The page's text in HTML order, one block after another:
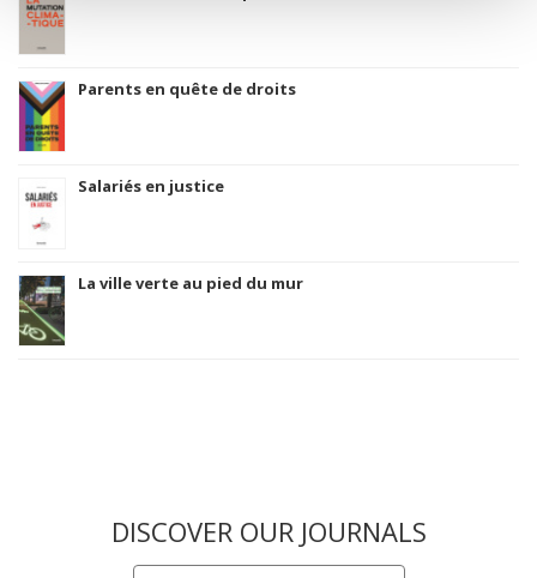
Parents en quête de droits
Salariés en justice
La ville verte au pied du mur
DISCOVER OUR JOURNALS